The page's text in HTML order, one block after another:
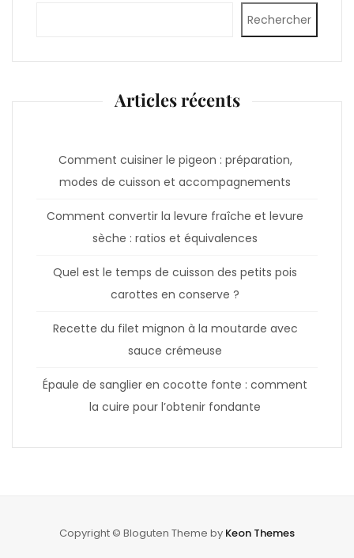
Rechercher
Articles récents
Comment cuisiner le pigeon : préparation,
modes de cuisson et accompagnements
Comment convertir la levure fraîche et levure
sèche : ratios et équivalences
Quel est le temps de cuisson des petits pois
carottes en conserve ?
Recette du filet mignon à la moutarde avec
sauce crémeuse
Épaule de sanglier en cocotte fonte : comment
la cuire pour l’obtenir fondante
Copyright © Bloguten Theme by Keon Themes